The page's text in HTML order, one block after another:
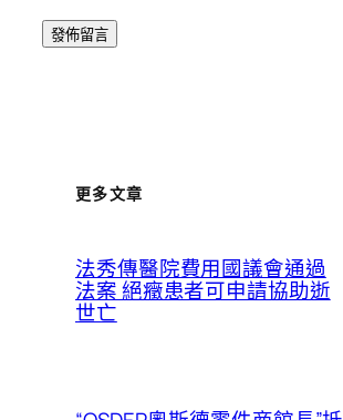
更多文章
法秀傳醫院費用國議會通過
法案 絕癥患者可申請協助逝
世亡